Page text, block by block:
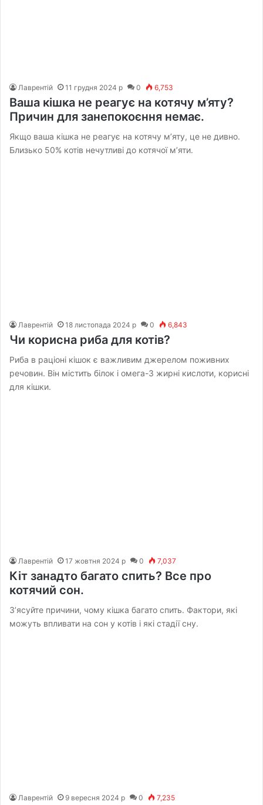
Лаврентій 11 грудня 2024 р 0 6,753
Ваша кішка не реагує на котячу м’яту?
Причин для занепокоєння немає.
Якщо ваша кішка не реагує на котячу м’яту, це не дивно.
Близько 50% котів нечутливі до котячої м’яти.
Лаврентій 18 листопада 2024 р 0 6,843
Чи корисна риба для котів?
Риба в раціоні кішок є важливим джерелом поживних
речовин. Він містить білок і омега-3 жирні кислоти, корисні
для кішки.
Лаврентій 17 жовтня 2024 р 0 7,037
Кіт занадто багато спить? Все про
котячий сон.
З’ясуйте причини, чому кішка багато спить. Фактори, які
можуть впливати на сон у котів і які стадії сну.
Лаврентій 9 вересня 2024 р 0 7,235